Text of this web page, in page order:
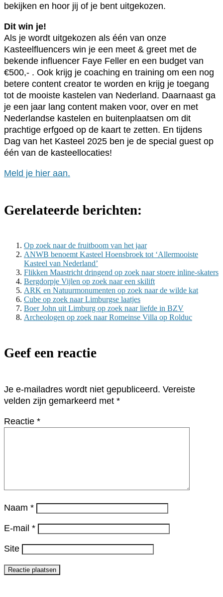
bekijken en hoor jij of je bent uitgekozen.
Dit win je!
Als je wordt uitgekozen als één van onze
Kasteelfluencers win je een meet & greet met de
bekende influencer Faye Feller en een budget van
€500,- . Ook krijg je coaching en training om een nog
betere content creator te worden en krijg je toegang
tot de mooiste kastelen van Nederland. Daarnaast ga
je een jaar lang content maken voor, over en met
Nederlandse kastelen en buitenplaatsen om dit
prachtige erfgoed op de kaart te zetten. En tijdens
Dag van het Kasteel 2025 ben je de special guest op
één van de kasteellocaties!
Meld je hier aan.
Gerelateerde berichten:
Op zoek naar de fruitboom van het jaar
ANWB benoemt Kasteel Hoensbroek tot ‘Allermooiste
Kasteel van Nederland’
Flikken Maastricht dringend op zoek naar stoere inline-skaters
Bergdorpje Vijlen op zoek naar een skilift
ARK en Natuurmonumenten op zoek naar de wilde kat
Cube op zoek naar Limburgse laatjes
Boer John uit Limburg op zoek naar liefde in BZV
Archeologen op zoek naar Romeinse Villa op Rolduc
Geef een reactie
Je e-mailadres wordt niet gepubliceerd. Vereiste
velden zijn gemarkeerd met *
Reactie *
Naam *
E-mail *
Site